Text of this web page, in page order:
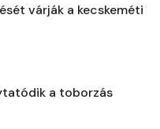
várják a kecskeméti
a toborzás